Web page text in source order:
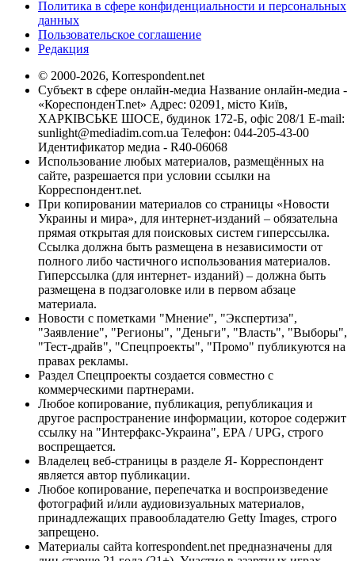
Политика в сфере конфиденциальности и персональных
данных
Пользовательское соглашение
Редакция
© 2000-2026, Korrespondent.net
Субъект в сфере онлайн-медиа Название онлайн-медиа -
«КореспонденТ.net» Адрес: 02091, місто Київ,
ХАРКІВСЬКЕ ШОСЕ, будинок 172-Б, офіс 208/1 E-mail:
sunlight@mediadim.com.ua Телефон: 044-205-43-00
Идентификатор медиа - R40-06068
Использование любых материалов, размещённых на
сайте, разрешается при условии ссылки на
Корреспондент.net.
При копировании материалов со страницы «Новости
Украины и мира», для интернет-изданий – обязательна
прямая открытая для поисковых систем гиперссылка.
Ссылка должна быть размещена в независимости от
полного либо частичного использования материалов.
Гиперссылка (для интернет- изданий) – должна быть
размещена в подзаголовке или в первом абзаце
материала.
Новости с пометками "Мнение", "Экспертиза",
"Заявление", "Регионы", "Деньги", "Власть", "Выборы",
"Тест-драйв", "Спецпроекты", "Промо" публикуются на
правах рекламы.
Раздел Спецпроекты создается совместно с
коммерческими партнерами.
Любое копирование, публикация, републикация и
другое распространение информации, которое содержит
ссылку на "Интерфакс-Украина", EPA / UPG, строго
воспрещается.
Владелец веб-страницы в разделе Я- Корреспондент
является автор публикации.
Любое копирование, перепечатка и воспроизведение
фотографий и/или аудиовизуальных материалов,
принадлежащих правообладателю Getty Images, строго
запрещено.
Материалы сайта korrespondent.net предназначены для